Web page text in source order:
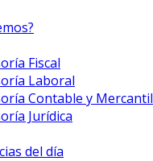
Fiscal
Laboral
Contable y Mercantil
Jurídica
del día